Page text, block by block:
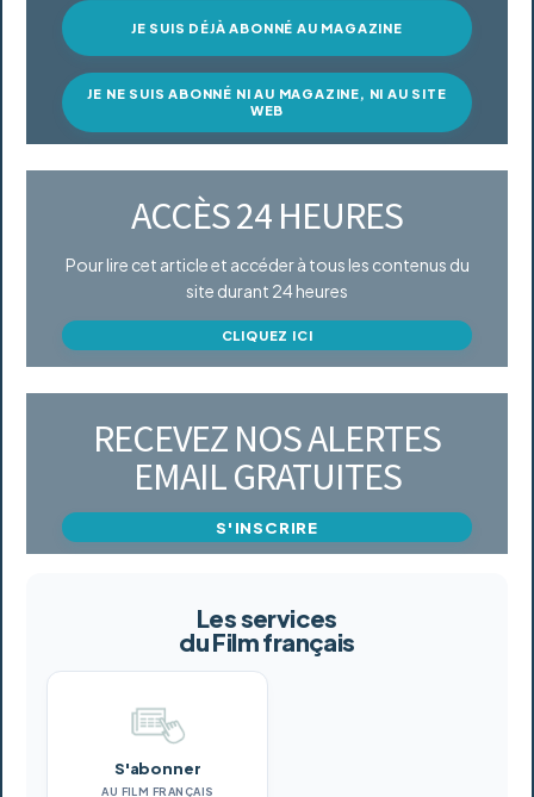
JE SUIS DÉJÀ ABONNÉ AU MAGAZINE
JE NE SUIS ABONNÉ NI AU MAGAZINE, NI AU SITE
WEB
ACCÈS 24 HEURES
Pour lire cet article et accéder à tous les contenus du
site durant 24 heures
CLIQUEZ ICI
RECEVEZ NOS ALERTES
EMAIL GRATUITES
S'INSCRIRE
Les services
du Film français
S'abonner
AU FILM FRANÇAIS